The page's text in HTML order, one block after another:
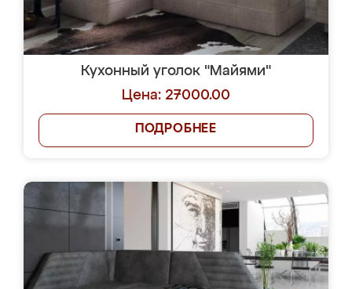
Кухонный уголок "Майями"
Цена: 27000.00
ПОДРОБНЕЕ